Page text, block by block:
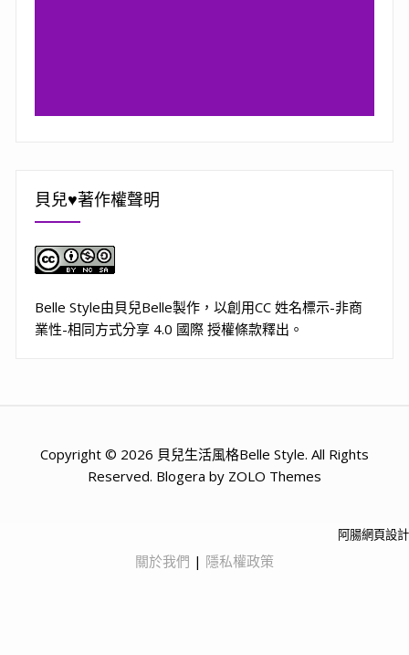
貝兒♥著作權聲明
Belle Style由貝兒Belle製作，以創用CC 姓名標示-非商
業性-相同方式分享 4.0 國際 授權條款釋出。
Copyright © 2026 貝兒生活風格Belle Style. All Rights
Reserved. Blogera by ZOLO Themes
阿腸網頁設計
關於我們 | 隱私權政策